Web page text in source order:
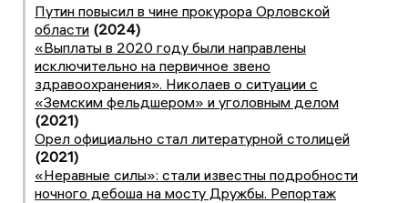
Путин повысил в чине прокурора Орловской
области (2024)
«Выплаты в 2020 году были направлены
исключительно на первичное звено
здравоохранения». Николаев о ситуации с
«Земским фельдшером» и уголовным делом
(2021)
Орел официально стал литературной столицей
(2021)
«Неравные силы»: стали известны подробности
ночного дебоша на мосту Дружбы. Репортаж